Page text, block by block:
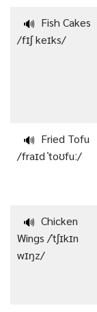
🔊 Fish Cakes
/fɪʃ keɪks/
🔊 Fried Tofu
/fraɪd ˈtoʊfuː/
🔊 Chicken
Wings /ˈtʃɪkɪn
wɪŋz/